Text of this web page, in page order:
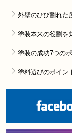
外壁のひび割れた
塗装本来の役割を
塗装の成功7つの
塗料選びのポイン